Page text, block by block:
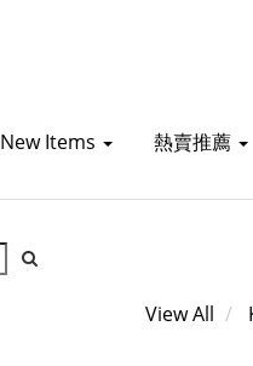
New Items 熱賣推薦
View All